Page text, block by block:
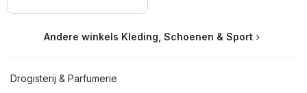
Andere winkels Kleding, Schoenen & Sport
Drogisterij & Parfumerie